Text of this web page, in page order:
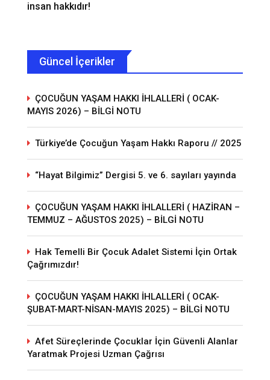
insan hakkıdır!
Güncel İçerikler
ÇOCUĞUN YAŞAM HAKKI İHLALLERİ ( OCAK-
MAYIS 2026) – BİLGİ NOTU
Türkiye’de Çocuğun Yaşam Hakkı Raporu // 2025
“Hayat Bilgimiz” Dergisi 5. ve 6. sayıları yayında
ÇOCUĞUN YAŞAM HAKKI İHLALLERİ ( HAZİRAN –
TEMMUZ – AĞUSTOS 2025) – BİLGİ NOTU
Hak Temelli Bir Çocuk Adalet Sistemi İçin Ortak
Çağrımızdır!
ÇOCUĞUN YAŞAM HAKKI İHLALLERİ ( OCAK-
ŞUBAT-MART-NİSAN-MAYIS 2025) – BİLGİ NOTU
Afet Süreçlerinde Çocuklar İçin Güvenli Alanlar
Yaratmak Projesi Uzman Çağrısı